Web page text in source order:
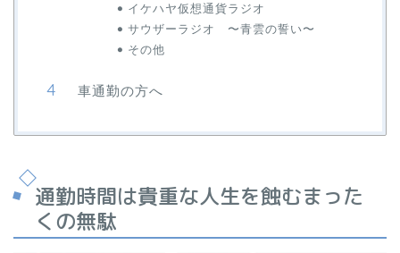
イケハヤ仮想通貨ラジオ
サウザーラジオ 〜青雲の誓い〜
その他
車通勤の方へ
通勤時間は貴重な人生を蝕むまった
くの無駄